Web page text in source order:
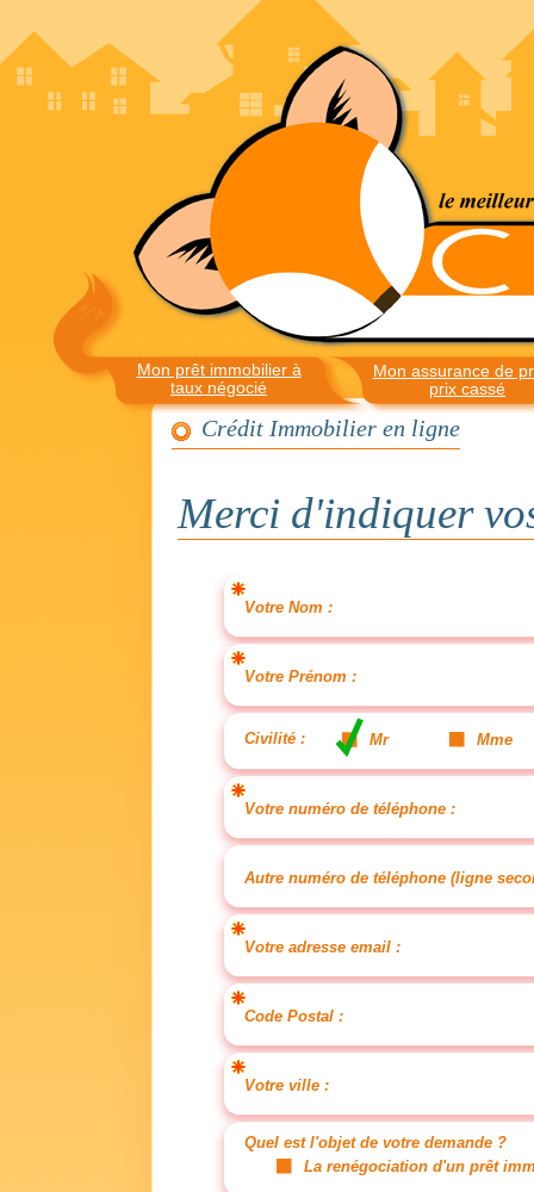
Mon prêt immobilier à
taux négocié
Mon assurance de
prix cassé
Crédit Immobilier en ligne
Merci d'indiquer
Votre Nom :
Votre Prénom :
Civilité : Mr Mme
Votre numéro de téléphone :
Autre numéro de téléphone (ligne
Votre adresse email :
Code Postal :
Votre ville :
Quel est l'objet de votre demande ?
La renégociation d'un prêt